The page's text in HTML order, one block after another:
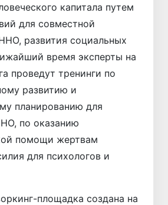
капитала путем
для совместной
развития социальных
время эксперты на
проведут тренинги по
развитию и
планированию для
по оказанию
помощи жертвам
для психологов и
площадка создана на